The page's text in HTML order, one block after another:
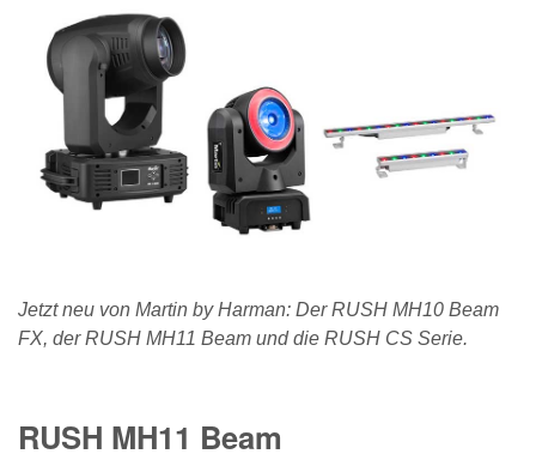
Jetzt neu von Martin by Harman: Der RUSH MH10 Beam
FX, der RUSH MH11 Beam und die RUSH CS Serie.
RUSH MH11 Beam